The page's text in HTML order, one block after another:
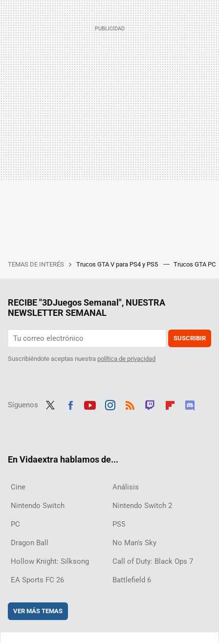
TEMAS DE INTERÉS Trucos GTA V para PS4 y PS5 Trucos GTA PC
RECIBE "3DJuegos Semanal", NUESTRA
NEWSLETTER SEMANAL
SUSCRIBIR
Suscribiéndote aceptas nuestra política de privacidad
Síguenos
En Vidaextra hablamos de...
Cine Análisis
Nintendo Switch Nintendo Switch 2
PC PS5
Dragon Ball No Man's Sky
Hollow Knight: Silksong Call of Duty: Black Ops 7
EA Sports FC 26 Battlefield 6
VER MÁS TEMAS